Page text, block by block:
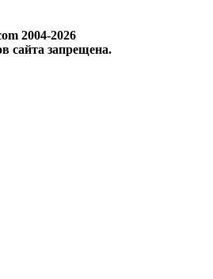
2004-2026
сайта запрещена.